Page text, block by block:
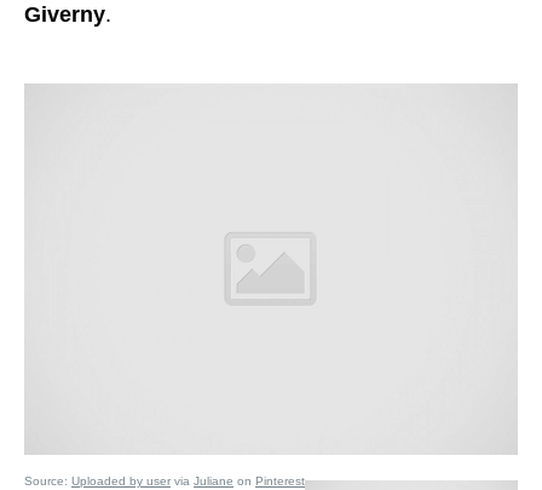
Giverny.
Source: Uploaded by user via Juliane on Pinterest